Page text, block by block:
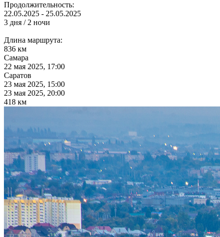
Продолжительность:
22.05.2025 - 25.05.2025
3 дня / 2 ночи
Длина маршрута:
836 км
Самара
22 мая 2025, 17:00
Саратов
23 мая 2025, 15:00
23 мая 2025, 20:00
418 км